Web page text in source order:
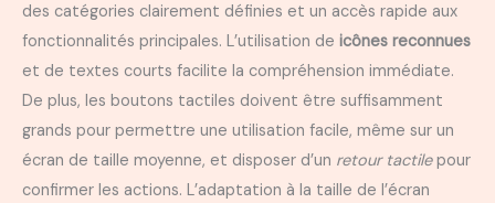
des catégories clairement définies et un accès rapide aux
fonctionnalités principales. L’utilisation de icônes reconnues
et de textes courts facilite la compréhension immédiate.
De plus, les boutons tactiles doivent être suffisamment
grands pour permettre une utilisation facile, même sur un
écran de taille moyenne, et disposer d’un retour tactilepour
confirmer les actions. L’adaptation à la taille de l’écran